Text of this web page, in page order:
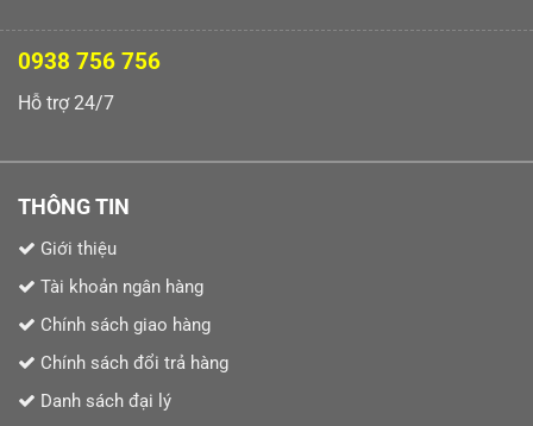
0938 756 756
Hỗ trợ 24/7
THÔNG TIN
Giới thiệu
Tài khoản ngân hàng
Chính sách giao hàng
Chính sách đổi trả hàng
Danh sách đại lý